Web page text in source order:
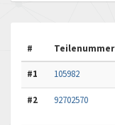
# Teilenummer
#1 105982
#2 92702570